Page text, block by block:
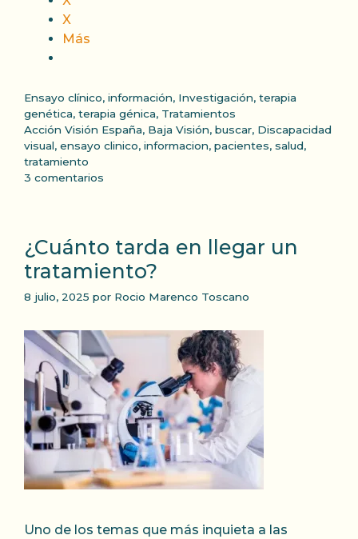
X
Más
Categorías
Ensayo clínico, información, Investigación, terapia
genética, terapia génica, Tratamientos
Etiquetas
Acción Visión España, Baja Visión, buscar, Discapacidad
visual, ensayo clinico, informacion, pacientes, salud,
tratamiento
3 comentarios
¿Cuánto tarda en llegar un
tratamiento?
8 julio, 2025 por Rocio Marenco Toscano
Uno de los temas que más inquieta a las